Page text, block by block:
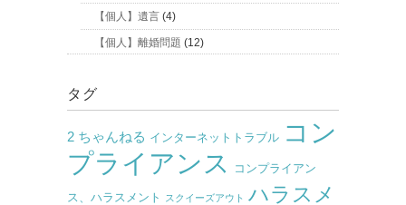
【個人】遺言 (4)
【個人】離婚問題 (12)
タグ
2 ちゃんねる インターネットトラブル コン
プライアンス
コンプライアン
ス、ハラスメント スクイーズアウト ハラスメ